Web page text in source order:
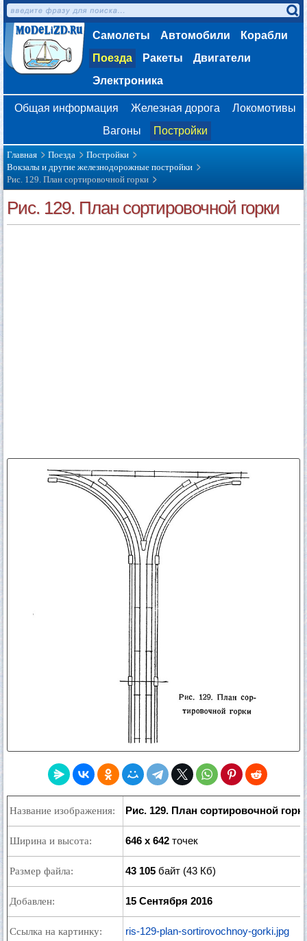
Самолеты Автомобили
Корабли
Поезда
Ракеты
Двигатели
Электроника
Общая информация Железная дорога
Локомотивы
Вагоны
Постройки
Главная Поезда
Постройки
Вокзалы и другие железнодорожные постройки
Рис. 129. План сортировочной горки
Рис. 129. План сортировочной горки
Название изображения: Рис. 129. План сортировочной
Ширина и высота: 646 x 642 точек
Размер файла: 43 105 байт (43 Кб)
Добавлен: 15 Сентября 2016
Ссылка на картинку: ris-129-plan-sortirovochnoy-gorki.jpg